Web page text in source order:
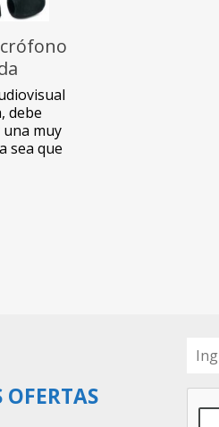
debe
muy
sea que
OFERTAS